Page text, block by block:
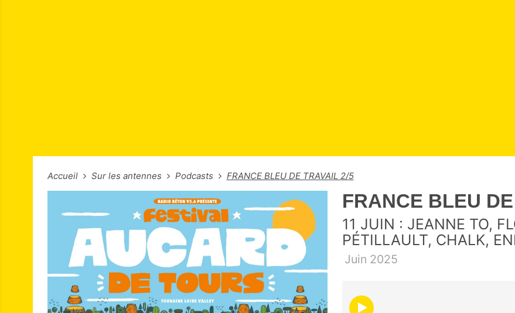
Accueil Sur les antennes Podcasts FRANCE BLEU DE TRAVAIL 2/5
FRANCE BLEU
11 JUIN : JEANNE TO,
PÉTILLAULT, CHALK,
Juin 2025